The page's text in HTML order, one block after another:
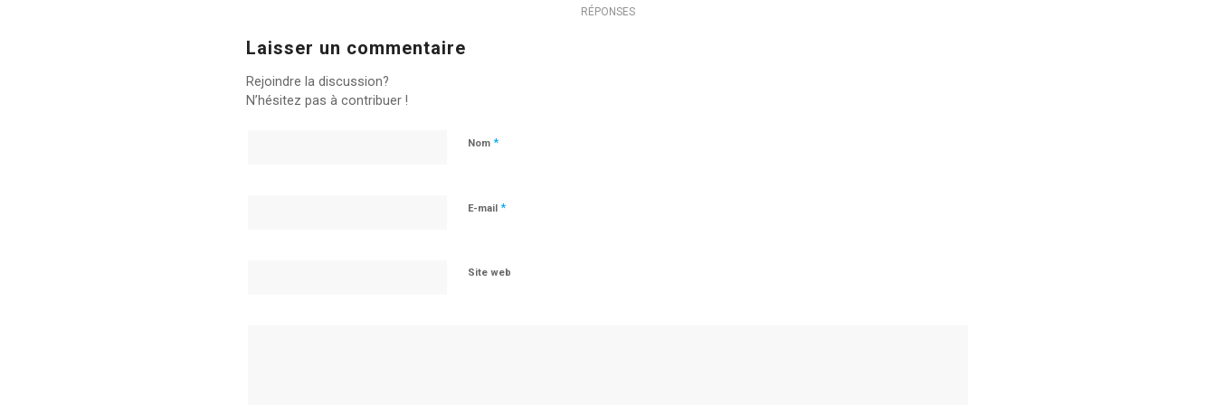
RÉPONSES
Laisser un commentaire
Rejoindre la discussion?
N’hésitez pas à contribuer !
Nom *
E-mail *
Site web